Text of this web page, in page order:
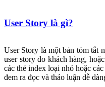
User Story là gì?
User Story là một bản tóm tắt
user story do khách hàng,
các thẻ index loại nhỏ hoặc
đem ra đọc và thảo luận dễ